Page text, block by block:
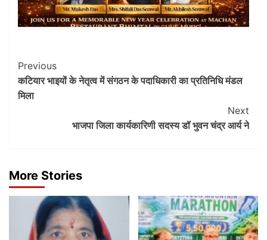
Post
Navigation
Previous
कटियार भाइयों के नेतृत्व में संगठन के पदाधिकारी का प्रतिनिधि मंडल
मिला
Next
भाजपा जिला कार्यकारिणी सदस्य डॉ भुवन चंद्र आर्य ने
More Stories